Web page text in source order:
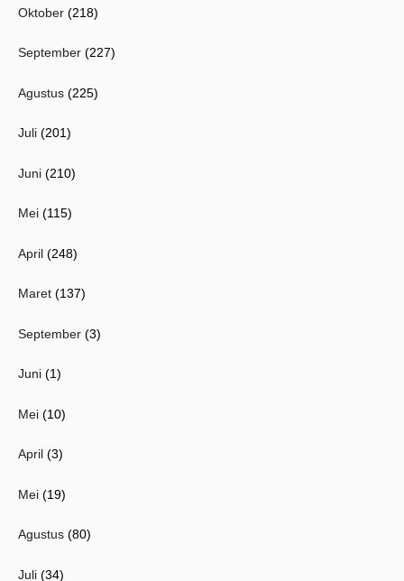
Oktober (218)
September (227)
Agustus (225)
Juli (201)
Juni (210)
Mei (115)
April (248)
Maret (137)
September (3)
Juni (1)
Mei (10)
April (3)
Mei (19)
Agustus (80)
Juli (34)